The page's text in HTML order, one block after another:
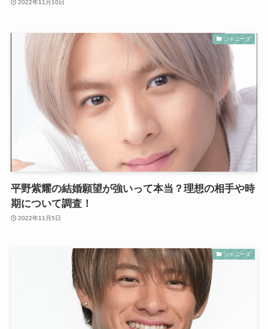
2022年11月10日
ジャニーズ
平野紫耀の結婚願望が強いって本当？理想の相手や時
期について調査！
2022年11月5日
ジャニーズ